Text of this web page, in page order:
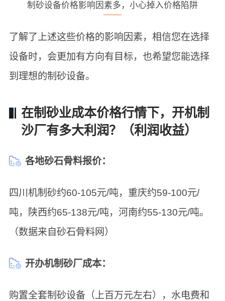
制砂设备价格影响因素多，小心掉入价格陷阱
了解了上述这些价格的影响因素，相信您在选择
设备时，会更加有方向有目标，也希望您能选择
到理想的制砂设备。
在制砂业成本价格行情下，开机制
沙厂有多大利润？（利润收益）
各地砂石骨料报价：
四川机制砂约60-105元/吨，重庆约59-100元/
吨，陕西约65-138元/吨，河南约55-130元/吨。
（数据来自砂石骨料网）
开办机制砂厂成本：
购置全套制砂设备（上百万元左右），水电费和